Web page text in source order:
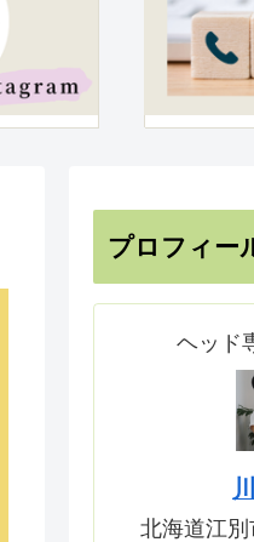
プロフィー
ヘッド
北海道江